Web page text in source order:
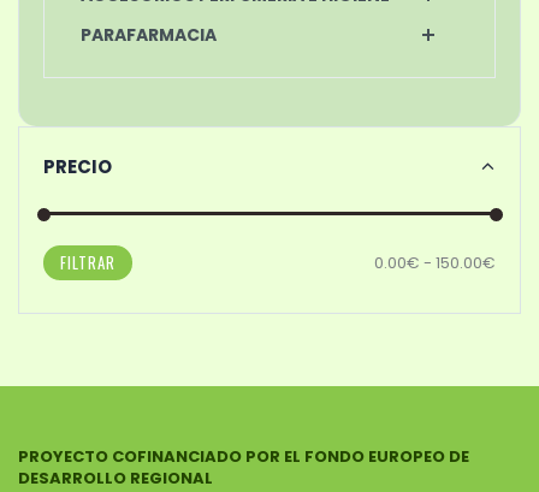
PARAFARMACIA
PRECIO
FILTRAR 0.00€ - 150.00€
PROYECTO COFINANCIADO POR EL FONDO EUROPEO DE
DESARROLLO REGIONAL